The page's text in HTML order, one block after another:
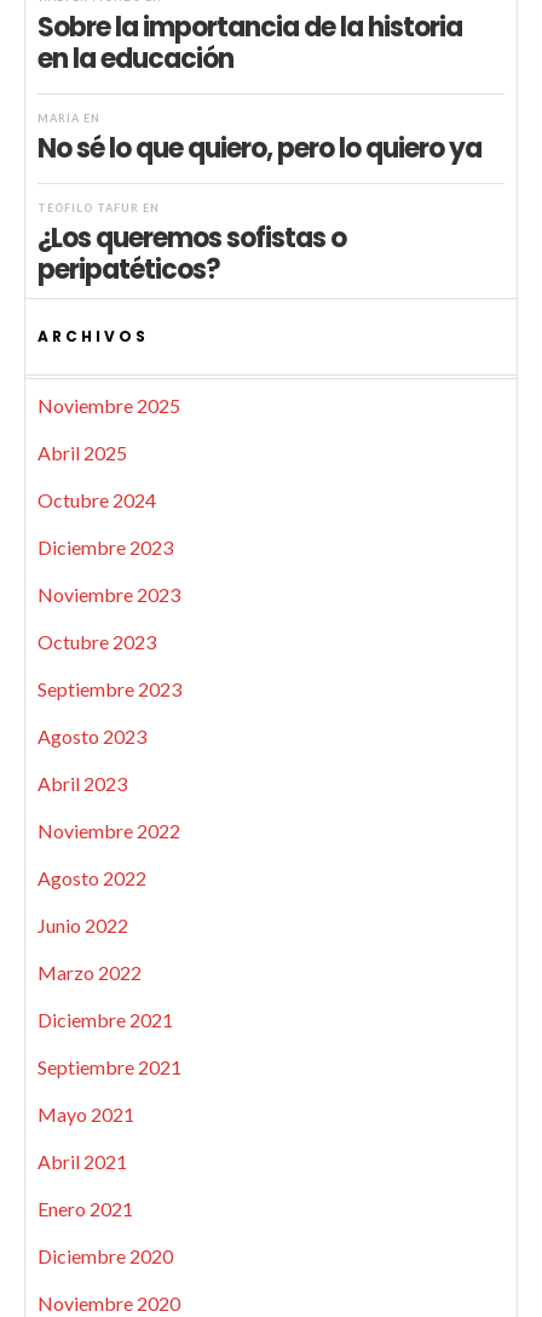
Sobre la importancia de la historia
en la educación
MARIA EN
No sé lo que quiero, pero lo quiero ya
TEÓFILO TAFUR EN
¿Los queremos sofistas o
peripatéticos?
ARCHIVOS
Noviembre 2025
Abril 2025
Octubre 2024
Diciembre 2023
Noviembre 2023
Octubre 2023
Septiembre 2023
Agosto 2023
Abril 2023
Noviembre 2022
Agosto 2022
Junio 2022
Marzo 2022
Diciembre 2021
Septiembre 2021
Mayo 2021
Abril 2021
Enero 2021
Diciembre 2020
Noviembre 2020